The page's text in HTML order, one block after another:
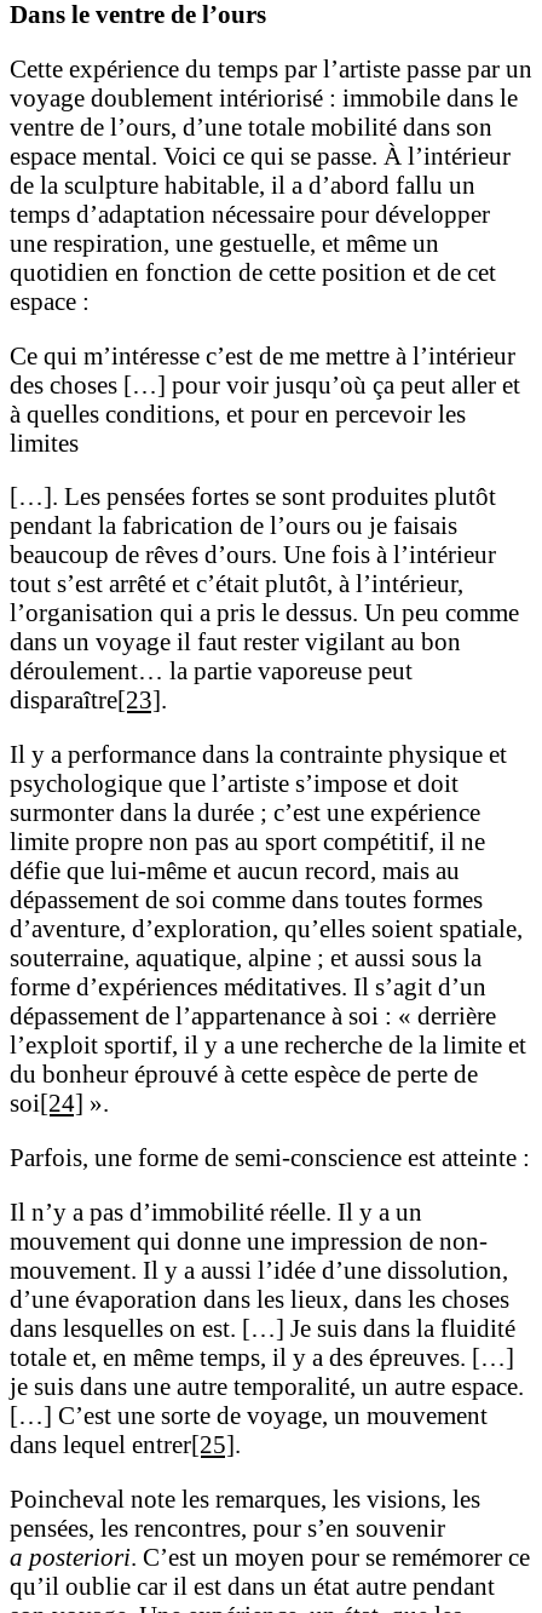
Dans le ventre de l’ours
Cette expérience du temps par l’artiste passe par un
voyage doublement intériorisé : immobile dans le
ventre de l’ours, d’une totale mobilité dans son
espace mental. Voici ce qui se passe. À l’intérieur
de la sculpture habitable, il a d’abord fallu un
temps d’adaptation nécessaire pour développer
une respiration, une gestuelle, et même un
quotidien en fonction de cette position et de cet
espace :
Ce qui m’intéresse c’est de me mettre à l’intérieur
des choses […] pour voir jusqu’où ça peut aller et
à quelles conditions, et pour en percevoir les
limites
[…]. Les pensées fortes se sont produites plutôt
pendant la fabrication de l’ours ou je faisais
beaucoup de rêves d’ours. Une fois à l’intérieur
tout s’est arrêté et c’était plutôt, à l’intérieur,
l’organisation qui a pris le dessus. Un peu comme
dans un voyage il faut rester vigilant au bon
déroulement… la partie vaporeuse peut
disparaître[23].
Il y a performance dans la contrainte physique et
psychologique que l’artiste s’impose et doit
surmonter dans la durée ; c’est une expérience
limite propre non pas au sport compétitif, il ne
défie que lui-même et aucun record, mais au
dépassement de soi comme dans toutes formes
d’aventure, d’exploration, qu’elles soient spatiale,
souterraine, aquatique, alpine ; et aussi sous la
forme d’expériences méditatives. Il s’agit d’un
dépassement de l’appartenance à soi : « derrière
l’exploit sportif, il y a une recherche de la limite et
du bonheur éprouvé à cette espèce de perte de
soi[24] ».
Parfois, une forme de semi-conscience est atteinte :
Il n’y a pas d’immobilité réelle. Il y a un
mouvement qui donne une impression de non-
mouvement. Il y a aussi l’idée d’une dissolution,
d’une évaporation dans les lieux, dans les choses
dans lesquelles on est. […] Je suis dans la fluidité
totale et, en même temps, il y a des épreuves. […]
je suis dans une autre temporalité, un autre espace.
[…] C’est une sorte de voyage, un mouvement
dans lequel entrer[25].
Poincheval note les remarques, les visions, les
pensées, les rencontres, pour s’en souvenir
a posteriori. C’est un moyen pour se remémorer ce
qu’il oublie car il est dans un état autre pendant